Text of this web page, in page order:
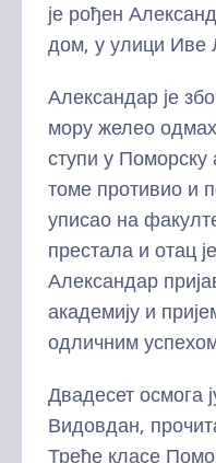
је рођен
дом, у улици Иве
Александар је
мору желео
ступи у Поморску
томе противио и
уписао на
престала и отац
Александар
академију и
одличним
Двадесет осмога
Видовдан,
Треће класе